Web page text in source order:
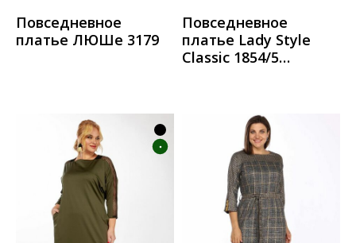
Повседневное
платье ЛЮШе 3179
Повседневное
платье Lady Style
Classic 1854/5